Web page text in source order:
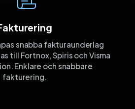
snabba fakturaunderlag
till Fortnox, Spiris och Visma
Enklare och snabbare
fakturering.